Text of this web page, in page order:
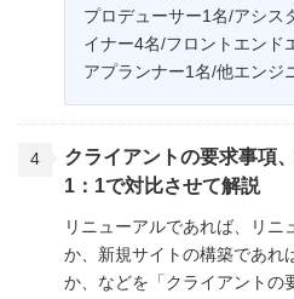
プロデューサー1名/アシス
イナー4名/フロントエンド
アプランナー1名/他エンジ
クライアントの要求事項
1：1で対比させて解説
リニューアルであれば、リ
か、新規サイトの構築であれ
か、などを「クライアントの